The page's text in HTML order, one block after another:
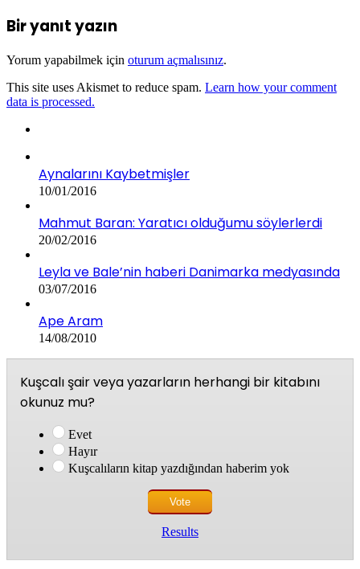
Bir yanıt yazın
Yorum yapabilmek için oturum açmalısınız.
This site uses Akismet to reduce spam. Learn how your comment
data is processed.
Aynalarını Kaybetmişler
10/01/2016
Mahmut Baran: Yaratıcı olduğumu söylerlerdi
20/02/2016
Leyla ve Bale’nin haberi Danimarka medyasında
03/07/2016
Ape Aram
14/08/2010
Kuşcalı şair veya yazarların herhangi bir kitabını
okunuz mu?
Evet
Hayır
Kuşcalıların kitap yazdığından haberim yok
Results